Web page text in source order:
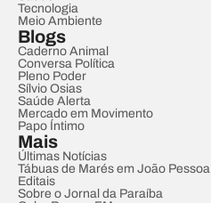
Tecnologia
Meio Ambiente
Blogs
Caderno Animal
Conversa Política
Pleno Poder
Sílvio Osias
Saúde Alerta
Mercado em Movimento
Papo Íntimo
Mais
Últimas Notícias
Tábuas de Marés em João Pessoa
Editais
Sobre o Jornal da Paraíba